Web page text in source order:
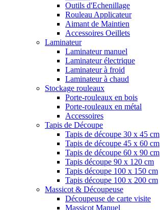
Outils d'Echenillage
Rouleau Applicateur
Aimant de Maintien
Accessoires Oeillets
Laminateur
Laminateur manuel
Laminateur électrique
Laminateur à froid
Laminateur à chaud
Stockage rouleaux
Porte-rouleaux en bois
Porte-rouleaux en métal
Accessoires
Tapis de Découpe
Tapis de découpe 30 x 45 cm
Tapis de découpe 45 x 60 cm
Tapis de découpe 60 x 90 cm
Tapis découpe 90 x 120 cm
Tapis découpe 100 x 150 cm
Tapis découpe 100 x 200 cm
Massicot & Découpeuse
Découpeuse de carte visite
Massicot Manuel